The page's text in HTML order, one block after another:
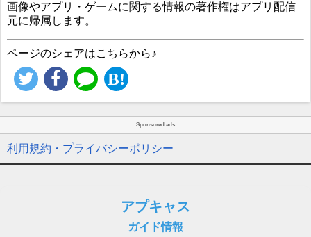
画像やアプリ・ゲームに関する情報の著作権はアプリ配信
元に帰属します。
ページのシェアはこちらから♪
Sponsored ads
利用規約・プライバシーポリシー
アプキャス
ガイド情報